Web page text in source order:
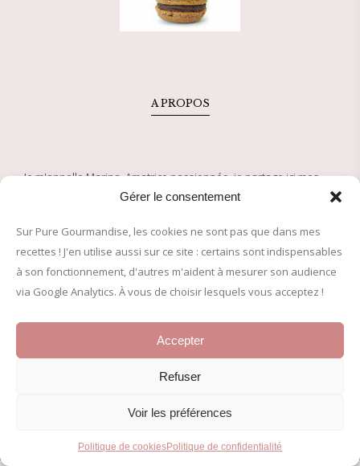
Gérer le consentement
Sur Pure Gourmandise, les cookies ne sont pas que dans mes
recettes ! J'en utilise aussi sur ce site : certains sont indispensables
à son fonctionnement, d'autres m'aident à mesurer son audience
via Google Analytics. À vous de choisir lesquels vous acceptez !
Accepter
Refuser
Voir les préférences
Politique de cookiesPolitique de confidentialité
A PROPOS
Je m'appelle Marina. Amatrice passionnée, je partage ici mes
recettes de pâtisserie et plats de saison depuis 2005. Plus de
© 2005-2026 Pure Gourmandise – Tous droits réservés
Mentions légales